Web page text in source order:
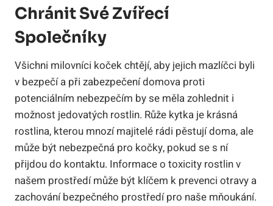
Chránit Své Zvířecí
Společníky
Všichni milovníci koček chtějí, aby jejich mazlíčci byli
v bezpečí a při zabezpečení domova proti
potenciálním nebezpečím by se měla zohlednit i
možnost jedovatých rostlin. Růže kytka je krásná
rostlina, kterou mnozí majitelé rádi pěstují doma, ale
může být nebezpečná pro kočky, pokud se s ní
přijdou do kontaktu. Informace o toxicity rostlin v
našem prostředí může být klíčem k prevenci otravy a
zachování bezpečného prostředí pro naše mňoukání.